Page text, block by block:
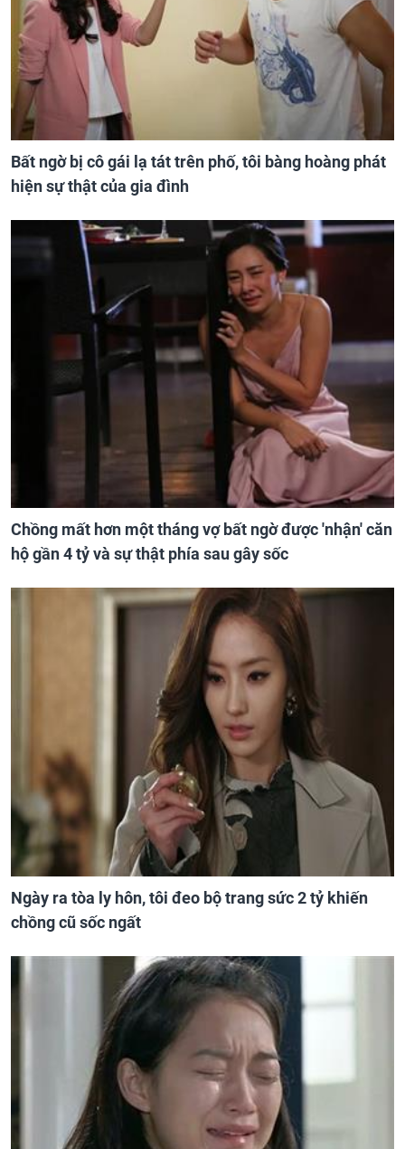
Bất ngờ bị cô gái lạ tát trên phố, tôi bàng hoàng phát
hiện sự thật của gia đình
Chồng mất hơn một tháng vợ bất ngờ được 'nhận' căn
hộ gần 4 tỷ và sự thật phía sau gây sốc
Ngày ra tòa ly hôn, tôi đeo bộ trang sức 2 tỷ khiến
chồng cũ sốc ngất